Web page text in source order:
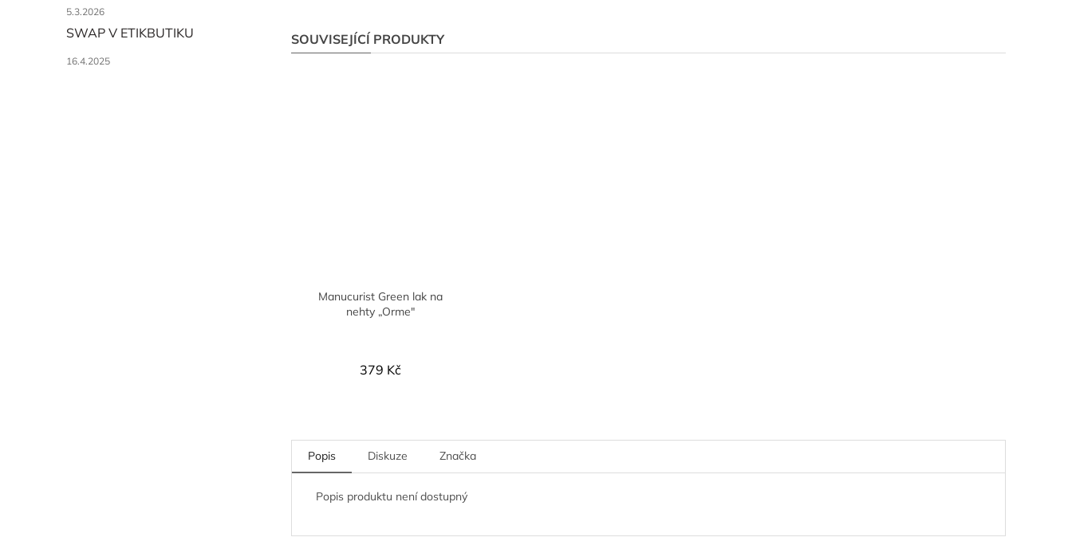
5.3.2026
SWAP V ETIKBUTIKU
16.4.2025
SOUVISEJÍCÍ PRODUKTY
Manucurist Green lak na
nehty „Orme"
379 Kč
Popis Diskuze Značka
Popis produktu není dostupný